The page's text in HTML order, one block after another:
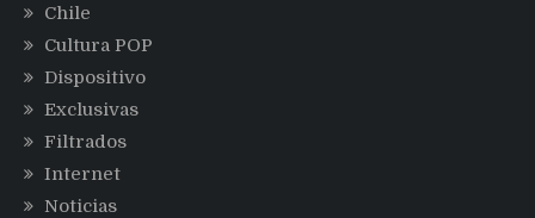
Chile
Cultura POP
Dispositivo
Exclusivas
Filtrados
Internet
Noticias